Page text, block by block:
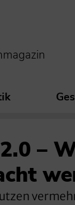
–